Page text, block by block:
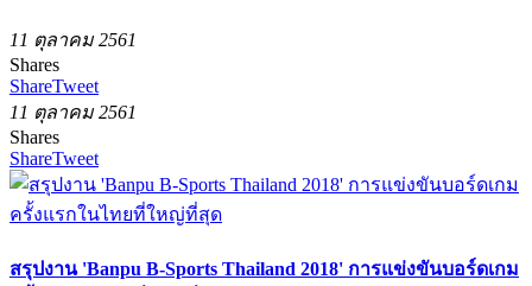
11 ตุลาคม 2561
Shares
ShareTweet
11 ตุลาคม 2561
Shares
ShareTweet
สรุปงาน 'Banpu B-Sports Thailand 2018' การแข่งขันบอร์ดเกม